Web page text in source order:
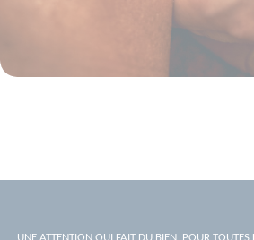
UNE ATTENTION QUI FAIT DU BIEN, POUR TOUTES